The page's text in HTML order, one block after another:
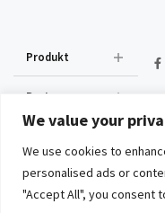
We value your
We use cookies to
personalised ads or
"Accept All", you consent
Produkt
Partner
Wo kaufen